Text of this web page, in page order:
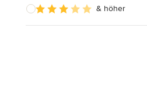
Holzbehandlung & höher